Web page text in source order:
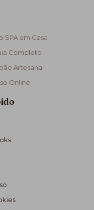
SPA em Casa
Completo
Artesanal
Online